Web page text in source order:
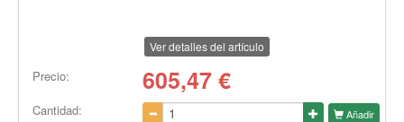
Ver detalles del artículo
Precio: 605,47€
Cantidad: Añadir